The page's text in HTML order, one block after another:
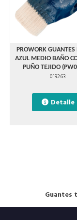
PROWORK GUANTES
AZUL MEDIO BAÑO
PUÑO TEJIDO
019263
Detalle
Guantes